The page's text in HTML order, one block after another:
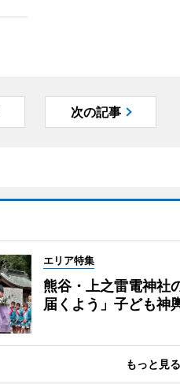
次の記事
エリア特集
熊谷・上之雷電神
届くよう」子ども神
もっと見る